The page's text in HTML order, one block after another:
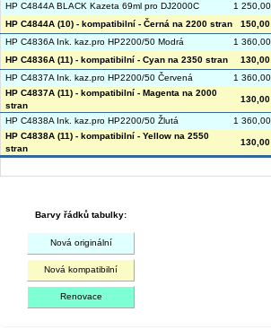
HP C4844A BLACK Kazeta 69ml pro DJ2000C 1
HP C4844A (10) - kompatibilní - Černá na 2200 stran
HP C4836A Ink. kaz.pro HP2200/50 Modrá
1
HP C4836A (11) - kompatibilní - Cyan na 2350 stran
HP C4837A Ink. kaz.pro HP2200/50 Červená
1
HP C4837A (11) - kompatibilní - Magenta na 2000
stran
HP C4838A Ink. kaz.pro HP2200/50 Žlutá 1
HP C4838A (11) - kompatibilní - Yellow na 2550
stran
Barvy řádků tabulky:
Nová originální
Nová kompatibilní
Renovace